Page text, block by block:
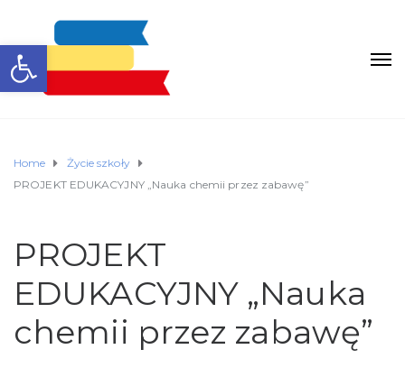
Otwórz pasek narzędzi
Home
Życie szkoły
PROJEKT EDUKACYJNY „Nauka chemii przez zabawę”
PROJEKT
EDUKACYJNY „Nauka
chemii przez zabawę”